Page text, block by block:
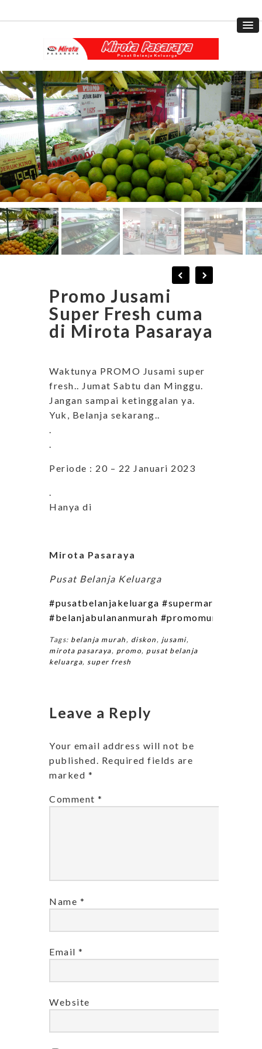
Promo Jusami
Super Fresh cuma
di Mirota Pasaraya
Waktunya PROMO Jusami super
fresh.. Jumat Sabtu dan Minggu.
Jangan sampai ketinggalan ya.
Yuk, Belanja sekarang..
.
.
Periode : 20 – 22 Januari 2023
.
Hanya di
Mirota Pasaraya
Pusat Belanja Keluarga
#pusatbelanjakeluarga #supermarketjogja
#belanjabulananmurah #promomurahbanget
Tags: belanja murah, diskon, jusami,
mirota pasaraya, promo, pusat belanja
keluarga, super fresh
Leave a Reply
Your email address will not be
published. Required fields are
marked *
Comment *
Name *
Email *
Website